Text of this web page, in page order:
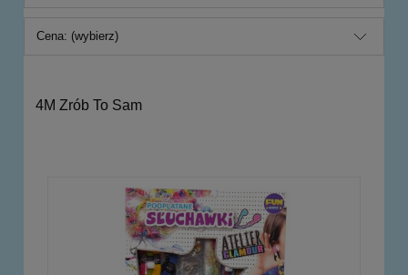
Cena: (wybierz)
4M Zrób To Sam